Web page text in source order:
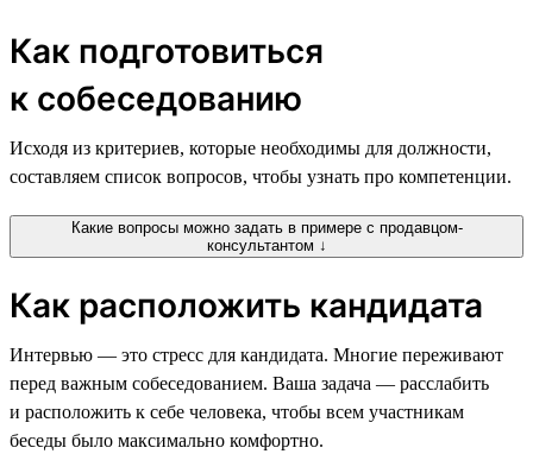
Как подготовиться
к собеседованию
Исходя из критериев, которые необходимы для должности,
составляем список вопросов, чтобы узнать про компетенции.
Какие вопросы можно задать в примере с продавцом-
консультантом ↓
Как расположить кандидата
Интервью — это стресс для кандидата. Многие переживают
перед важным собеседованием. Ваша задача — расслабить
и расположить к себе человека, чтобы всем участникам
беседы было максимально комфортно.